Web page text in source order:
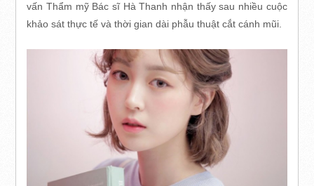
vấn Thẩm mỹ Bác sĩ Hà Thanh nhận thấy sau nhiều cuộc
khảo sát thực tế và thời gian dài phẫu thuật cắt cánh mũi.